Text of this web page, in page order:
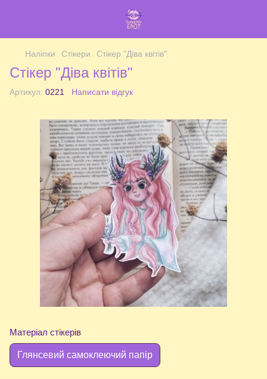
Наліпки Стікери Стікер "Діва квітів"
Стікер "Діва квітів"
Артикул: 0221 Написати відгук
Матеріал стікерів
Глянсевий самоклеючий папір